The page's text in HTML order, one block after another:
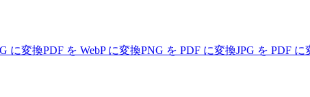
に変換PDF を WebP に変換PNG を PDF に変換JPG を PDF に